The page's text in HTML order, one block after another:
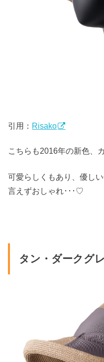
引用： Risako
こちらも2016年の新色、
可愛らしくもあり、優し
言えずおしゃれ･･･♡
タン・ダークグ